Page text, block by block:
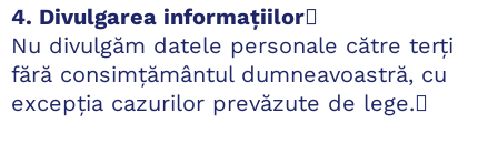
4. Divulgarea informațiilor
Nu divulgăm datele personale către terți
fără consimțământul dumneavoastră, cu
excepția cazurilor prevăzute de lege.